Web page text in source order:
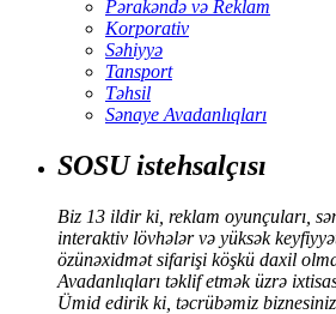
Pərakəndə və Reklam
Korporativ
Səhiyyə
Tansport
Təhsil
Sənaye Avadanlıqları
SOSU istehsalçısı
Biz 13 ildir ki, reklam oyunçuları,
interaktiv lövhələr və yüksək
özünəxidmət sifarişi köşkü daxil
Avadanlıqları təklif etmək üzrə
Ümid edirik ki, təcrübəmiz